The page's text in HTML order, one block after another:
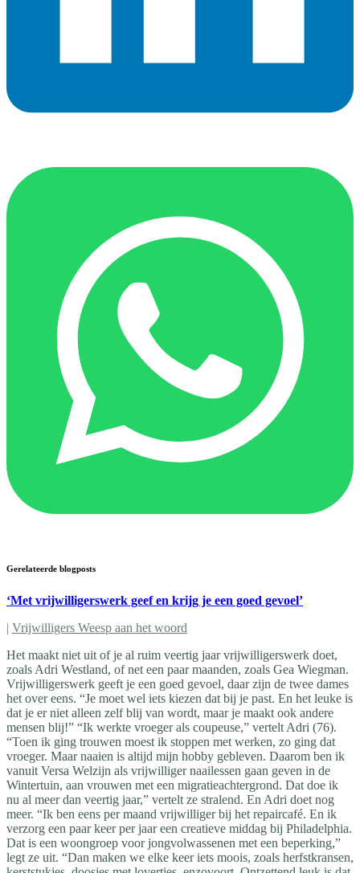
Gerelateerde blogposts
‘Met vrijwilligerswerk geef en krijg je een goed gevoel’
| Vrijwilligers Weesp aan het woord
Het maakt niet uit of je al ruim veertig jaar vrijwilligerswerk doet,
zoals Adri Westland, of net een paar maanden, zoals Gea Wiegman.
Vrijwilligerswerk geeft je een goed gevoel, daar zijn de twee dames
het over eens. “Je moet wel iets kiezen dat bij je past. En het leuke is
dat je er niet alleen zelf blij van wordt, maar je maakt ook andere
mensen blij!” “Ik werkte vroeger als coupeuse,” vertelt Adri (76).
“Toen ik ging trouwen moest ik stoppen met werken, zo ging dat
vroeger. Maar naaien is altijd mijn hobby gebleven. Daarom ben ik
vanuit Versa Welzijn als vrijwilliger naailessen gaan geven in de
Wintertuin, aan vrouwen met een migratieachtergrond. Dat doe ik
nu al meer dan veertig jaar,” vertelt ze stralend. En Adri doet nog
meer. “Ik ben eens per maand vrijwilliger bij het repaircafé. En ik
verzorg een paar keer per jaar een creatieve middag bij Philadelphia.
Dat is een woongroep voor jongvolwassenen met een beperking,”
legt ze uit. “Dan maken we elke keer iets moois, zoals herfstkransen,